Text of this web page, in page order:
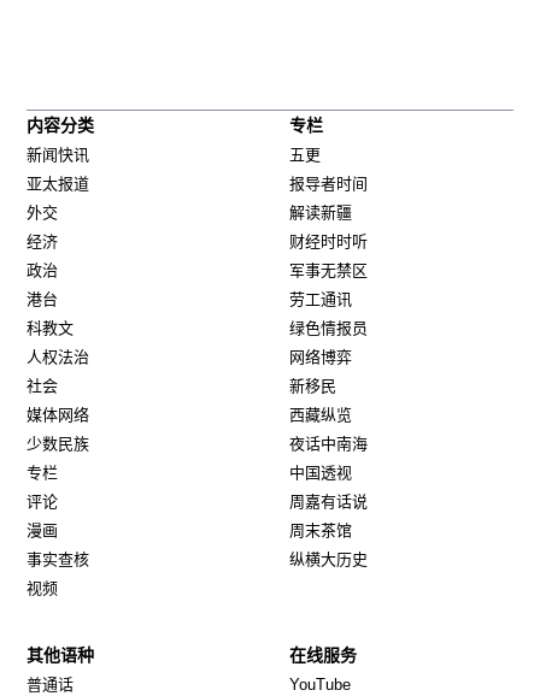
内容分类
新闻快讯
亚太报道
外交
经济
政治
港台
科教文
人权法治
社会
媒体网络
少数民族
专栏
评论
漫画
事实查核
视频
专栏
五更
报导者时间
解读新疆
财经时时听
军事无禁区
劳工通讯
绿色情报员
网络博弈
新移民
西藏纵览
夜话中南海
中国透视
周嘉有话说
周末茶馆
纵横大历史
其他语种
普通话
在线服务
YouTube